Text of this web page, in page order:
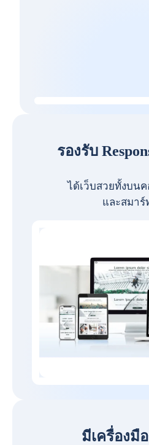
รองรับ
ได้เว็บสวยทั้งบน
และสมา
มีเครื่องมื